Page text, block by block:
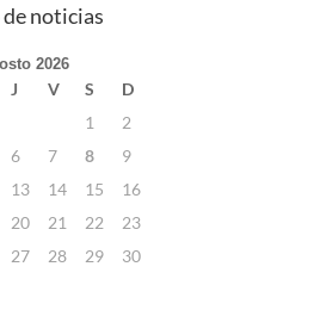
noticias
2026
J V S
D
1
2
6 7 8
9
13 14 15
16
20 21 22
23
27 28 29
30